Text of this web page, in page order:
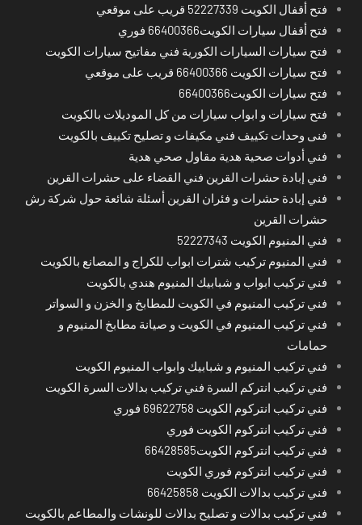
فتح أقفال الكويت 52227339 قريب على موقعي
فتح أقفال سيارات الكويت66400366 فوري
فتح سيارات السيارات الكورية فني مفاتيح سيارات الكويت
فتح سيارات الكويت 66400366 قريب على موقعي
فتح سيارات الكويت66400366
فتح سيارات و ابواب سيارات من كل الموديلات بالكويت
فنى وحدات تكييف فني مكيفات و تصليح تكييف بالكويت
فني أدوات صحية هدية مقاول صحي هدية
فني إبادة حشرات القرين فني القضاء على حشرات القرين
فني إبادة حشرات و فئران القرين أسئلة شائعة حول شركة رش
حشرات القرين
فني المنيوم الكويت 52227343
فني المنيوم تركيب شترات ابواب للكراج و المصانع بالكويت
فني تركيب ابواب و شبابيك المنيوم هندي بالكويت
فني تركيب المنيوم في الكويت للمطابخ و الخزن و السواتر
فني تركيب المنيوم في الكويت و صيانة مطابخ المنيوم و
حمامات
فني تركيب المنيوم و شبابيك وابواب المنيوم الكويت
فني تركيب انتركم السرة فني تركيب بدالات السرة الكويت
فني تركيب انتركوم الكويت 69622758 فوري
فني تركيب انتركوم الكويت فوري
فني تركيب انتركوم الكويت66428585
فني تركيب انتركوم فوري الكويت
فني تركيب بدالات الكويت 66425858
فني تركيب بدالات و تصليح بدالات للونشات والمطاعم بالكويت